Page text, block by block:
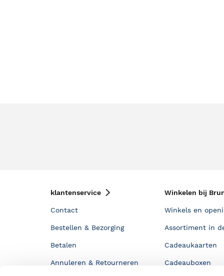
klantenservice
Contact
Bestellen & Bezorging
Betalen
Annuleren & Retourneren
Winkelen bij
Winkels en
Assortiment in
Cadeaukaarten
Cadeauboxen